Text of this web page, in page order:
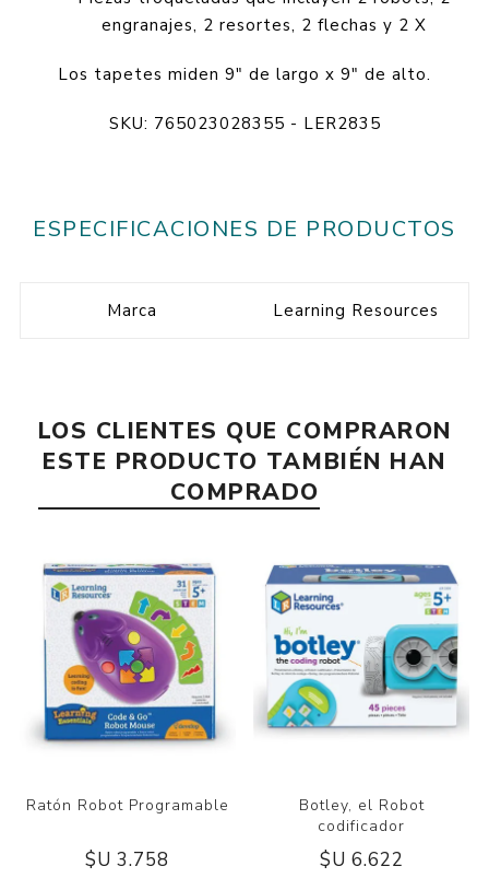
engranajes, 2 resortes, 2 flechas y 2 X
Los tapetes miden 9" de largo x 9" de alto.
SKU: 765023028355 - LER2835
ESPECIFICACIONES DE PRODUCTOS
Marca Learning Resources
LOS CLIENTES QUE COMPRARON
ESTE PRODUCTO TAMBIÉN HAN
COMPRADO
Ratón Robot Programable
$U 3.758
Botley, el Robot
codificador
$U 6.622